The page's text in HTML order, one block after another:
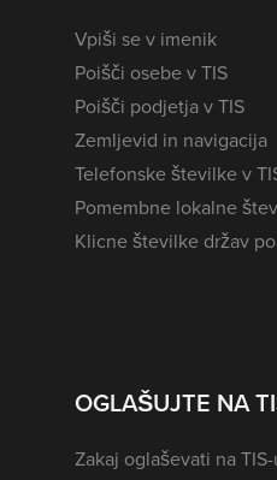
Vpiši se v imenik
Poišči osebe v TIS
Poišči podjetja v TIS
Zemljevid in navigacija
Telefonske številke v
Pomembne lokalne
Klicne številke držav
OGLAŠUJTE NA
Zakaj oglaševati na